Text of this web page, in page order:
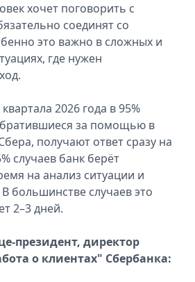
хочет поговорить с
соединят со
это важно в сложных и
где нужен
2026 года в 95%
за помощью в
получают ответ сразу на
случаев банк берёт
на анализ ситуации и
В большинстве случаев это
2–3 дней.
президент, директор
о клиентах" Сбербанка: